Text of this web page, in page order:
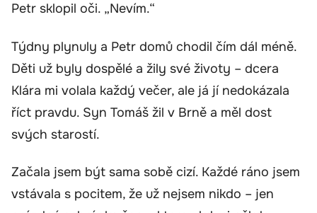
Petr sklopil oči. „Nevím.“
Týdny plynuly a Petr domů chodil čím dál méně.
Děti už byly dospělé a žily své životy – dcera
Klára mi volala každý večer, ale já jí nedokázala
říct pravdu. Syn Tomáš žil v Brně a měl dost
svých starostí.
Začala jsem být sama sobě cizí. Každé ráno jsem
vstávala s pocitem, že už nejsem nikdo – jen